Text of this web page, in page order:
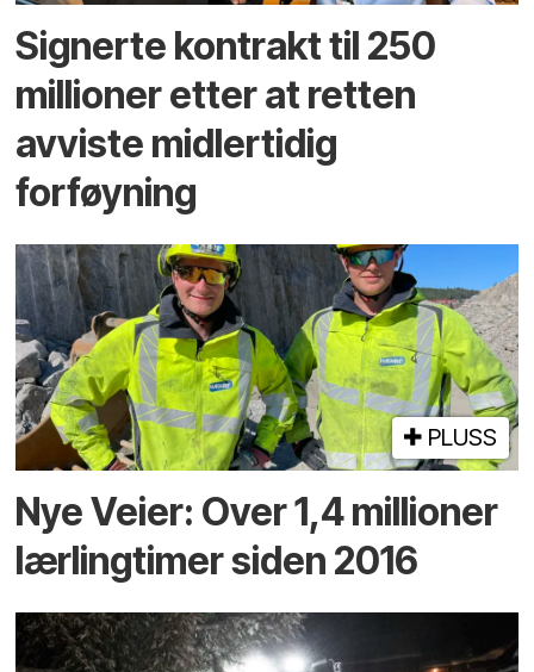
Signerte kontrakt til 250
millioner etter at retten
avviste midlertidig
forføyning
PLUSS
Nye Veier: Over 1,4 millioner
lærlingtimer siden 2016